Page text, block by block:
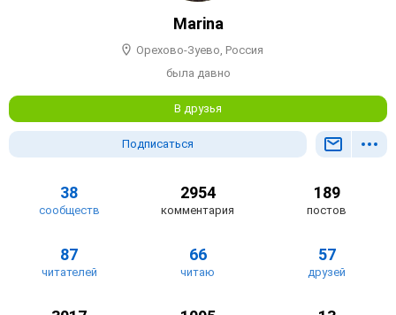
Marina
Орехово-Зуево, Россия
была давно
В друзья
Подписаться
38
сообществ
2954
комментария
189
постов
87
читателей
66
читаю
57
друзей